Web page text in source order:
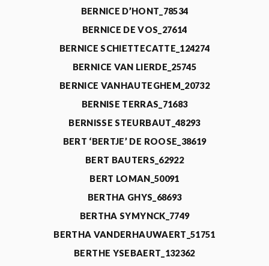
BERNICE D’HONT_78534
BERNICE DE VOS_27614
BERNICE SCHIETTECATTE_124274
BERNICE VAN LIERDE_25745
BERNICE VANHAUTEGHEM_20732
BERNISE TERRAS_71683
BERNISSE STEURBAUT_48293
BERT ‘BERTJE’ DE ROOSE_38619
BERT BAUTERS_62922
BERT LOMAN_50091
BERTHA GHYS_68693
BERTHA SYMYNCK_7749
BERTHA VANDERHAUWAERT_51751
BERTHE YSEBAERT_132362